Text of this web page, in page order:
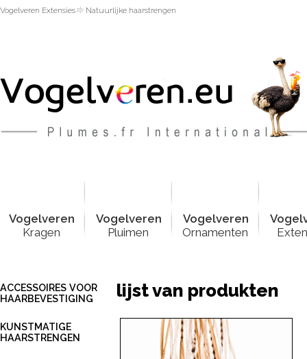
Vogelveren Extensies Natuurlijke haarstrengen
Vogelveren
Kragen
Vogelveren
Pluimen
Vogelveren
Ornamenten
ACCESSOIRES VOOR
HAARBEVESTIGING
KUNSTMATIGE
HAARSTRENGEN
lijst van produkten